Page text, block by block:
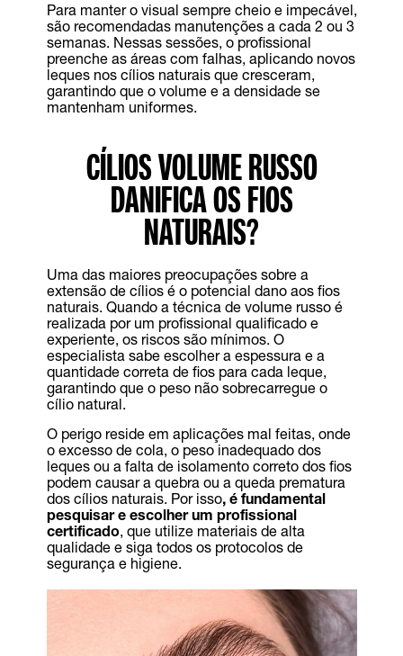
Para manter o visual sempre cheio e impecável,
são recomendadas manutenções a cada 2 ou 3
semanas. Nessas sessões, o profissional
preenche as áreas com falhas, aplicando novos
leques nos cílios naturais que cresceram,
garantindo que o volume e a densidade se
mantenham uniformes.
CÍLIOS VOLUME RUSSO
DANIFICA OS FIOS
NATURAIS?
Uma das maiores preocupações sobre a
extensão de cílios é o potencial dano aos fios
naturais. Quando a técnica de volume russo é
realizada por um profissional qualificado e
experiente, os riscos são mínimos. O
especialista sabe escolher a espessura e a
quantidade correta de fios para cada leque,
garantindo que o peso não sobrecarregue o
cílio natural.
O perigo reside em aplicações mal feitas, onde
o excesso de cola, o peso inadequado dos
leques ou a falta de isolamento correto dos fios
podem causar a quebra ou a queda prematura
dos cílios naturais. Por isso, é fundamental
pesquisar e escolher um profissional
certificado, que utilize materiais de alta
qualidade e siga todos os protocolos de
segurança e higiene.